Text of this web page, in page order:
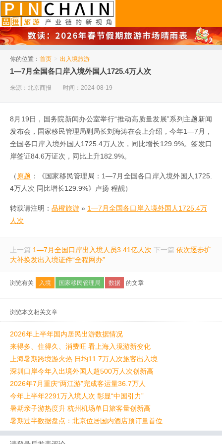
你的位置： 首页 > 出入境旅游
1—7月全国各口岸入境外国人1725.4万人次
来源：北京商报 时间：2024-08-19
8月19日，国务院新闻办公室举行“推动高质量发展”系列主题新闻
发布会，国家移民管理局副局长刘海涛在会上介绍，今年1—7月，
全国各口岸入境外国人1725.4万人次，同比增长129.9%。签发口
岸签证84.6万证次，同比上升182.9%。
（原题 ：《国家移民管理局：1—7月全国各口岸入境外国人1725.
4万人次 同比增长129.9%》卢扬 程靓）
转载请注明： 品橙旅游 » 1—7月全国各口岸入境外国人1725.4万
人次
上一篇 1—7月全国口岸出入境人员3.41亿人次 下一篇 依次逐步扩
大补换发出入境证件“全程网办”
浏览有关 入境 国家移民管理局 数据 的文章
浏览本文相关文章
2026年上半年国内居民出游数据情况
来得多、住得久、消费旺 看上海入境游新变化
上海暑期跨境游火热 日均11.7万人次旅客出入境
深圳口岸今年入出境外国人超500万人次创新高
2026年7月重庆“两江游”完成客运量36.7万人
今年上半年2291万入境人次 彰显“中国引力”
暑期亲子游热度升 杭州机场单日旅客量创新高
暑期过半数据盘点：北京位居国内酒店预订量首位